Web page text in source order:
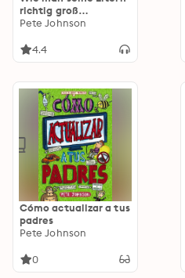
richtig groß
rausbringt (Eltern 6)
Pete Johnson
4.4
Cómo actualizar a tus
padres
Pete Johnson
0